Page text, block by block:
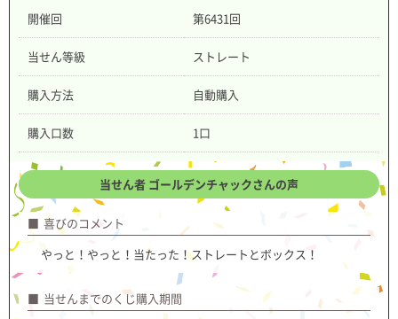
開催回 第6431回
当せん等級 ストレート
購入方法 自動購入
購入口数 1口
当せん者 ゴールデンチャックさんの声
喜びのコメント
やっと！やっと！当たった！ストレートとボックス！
当せんまでのくじ購入期間